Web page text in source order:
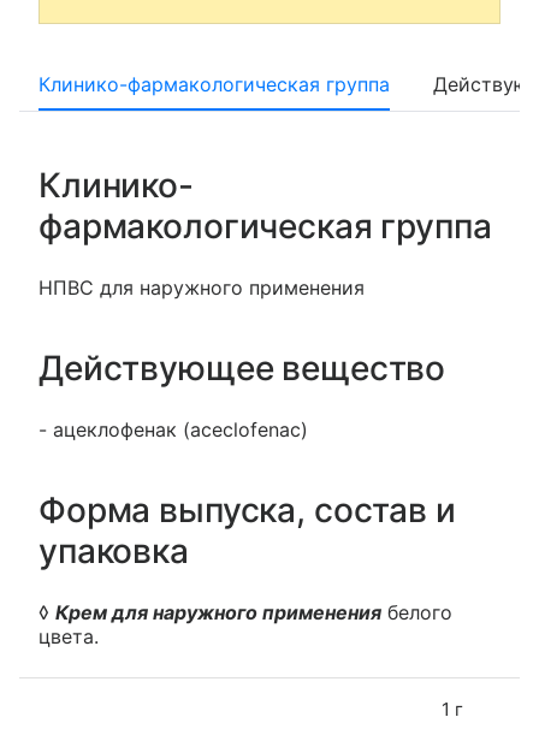
Клинико-фармакологическая группа
Клинико-
фармакологическая группа
НПВС для наружного применения
Действующее вещество
- ацеклофенак (aceclofenac)
Форма выпуска, состав и
упаковка
◊ Крем для наружного применения белого
цвета.
1 г